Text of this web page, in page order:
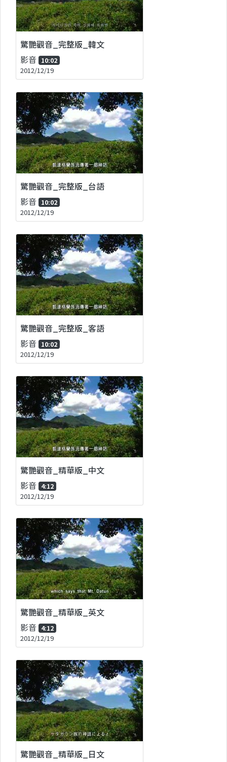
驚艷觀音_完整版_韓文
影音 10:02
2012/12/19
驚艷觀音_完整版_台語
影音 10:02
2012/12/19
驚艷觀音_完整版_客語
影音 10:02
2012/12/19
驚艷觀音_精華版_中文
影音 4:12
2012/12/19
驚艷觀音_精華版_英文
影音 4:12
2012/12/19
驚艷觀音_精華版_日文